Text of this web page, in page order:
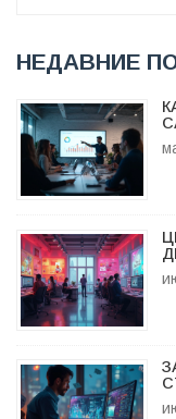
НЕДАВНИЕ